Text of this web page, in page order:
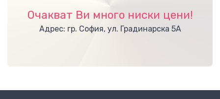
Очакват Ви много ниски цени!
Адрес: гр. София, ул. Градинарска 5А